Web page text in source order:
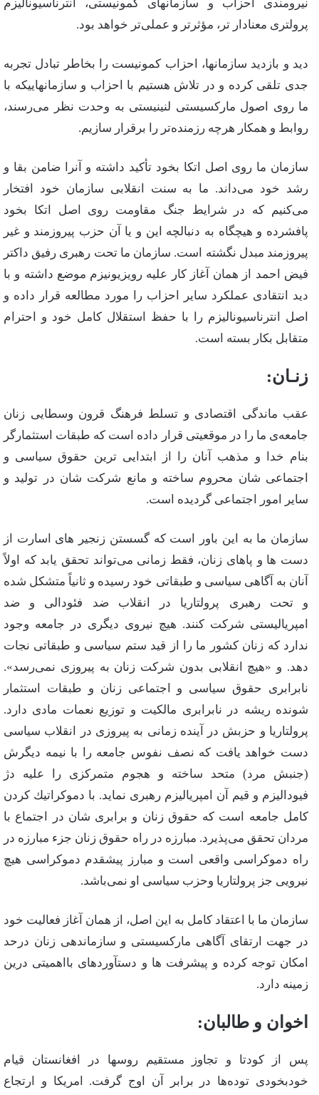
نیرومندی‌ احزاب‌ و سازمانهای‌ كمونیستی‌، انترناسیونالیزم‌
پرولتری‌ معنادار تر، مؤثرتر و عملی‌تر خواهد بود.
دید و بازدید سازمانها، احزاب‌ كمونیست‌ را بخاطر تبادل‌ تجربه‌
جدی‌ تلقی‌ كرده‌ و در تلاش‌ هستیم‌ با احزاب‌ و سازمانهاییكه‌ با
ما روی‌ اصول‌ ماركسیستی‌ لنینیستی‌ به‌ وحدت‌ نظر می‌رسند،
روابط‌ و همكار هرچه‌ رزمنده‌تر را برقرار سازیم‌.
سازمان‌ ما روی‌ اصل‌ اتكا بخود تأكید داشته‌ و آنرا ضامن‌ بقا و
رشد خود می‌داند. ما به‌ سنت‌ انقلابی‌ سازمان‌ خود افتخار
می‌كنیم‌ كه‌ در شرایط‌ جنگ‌ مقاومت‌ روی‌ اصل‌ اتكا بخود
پافشرده‌ و هیچگاه‌ به‌ دنبالچه‌ این‌ و یا آن‌ حزب‌ پیروزمند و غیر
پیروزمند مبدل‌ نگشته‌ است‌. سازمان‌ ما تحت‌ رهبری‌ رفیق‌ داكتر
فیض‌ احمد از همان‌ آغاز كار علیه‌ رویزیونیزم‌ موضع‌ داشته‌ و با
دید انتقادی‌ عملكرد سایر احزاب‌ را مورد مطالعه‌ قرار داده‌ و
اصل‌ انترناسیونالیزم‌ را با حفظ‌ استقلال‌ كامل‌ خود و احترام‌
متقابل‌ بكار بسته‌ است‌.
زنـان‌:
عقب‌ ماندگی‌ اقتصادی‌ و تسلط‌ فرهنگ‌ قرون‌ وسطایی‌ زنان‌
جامعه‌ی‌ ما را در موقعیتی‌ قرار داده‌ است‌ كه‌ طبقات‌ استثمارگر
بنام‌ خدا و مذهب‌ آنان‌ را از ابتدایی‌ ترین‌ حقوق‌ سیاسی‌ و
اجتماعی‌ شان‌ محروم‌ ساخته‌ و مانع‌ شركت‌ شان‌ در تولید و
سایر امور اجتماعی‌ گردیده‌ است‌.
سازمان‌ ما به‌ این‌ باور است‌ كه‌ گسستن‌ زنجیر های‌ اسارت‌ از
دست‌ ها و پاهای‌ زنان‌، فقط‌ زمانی‌ می‌تواند تحقق‌ یابد كه‌ اولاً
آنان‌ به‌ آگاهی‌ سیاسی‌ و طبقاتی‌ خود رسیده‌ و ثانیاً متشكل‌ شده‌
و تحت‌ رهبری‌ پرولتاریا در انقلاب‌ ضد فئودالی‌ و ضد
امپریالیستی‌ شركت‌ كنند. هیچ‌ نیروی‌ دیگری‌ در جامعه‌ وجود
ندارد كه‌ زنان‌ كشور ما را از قید ستم‌ سیاسی‌ و طبقاتی‌ نجات‌
دهد. و «هیچ‌ انقلابی‌ بدون‌ شركت‌ زنان‌ به‌ پیروزی‌ نمی‌رسد».
نابرابری‌ حقوق‌ سیاسی‌ و اجتماعی‌ زنان‌ و طبقات‌ استثمار
شونده‌ ریشه‌ در نابرابری‌ مالكیت‌ و توزیع‌ نعمات‌ مادی‌ دارد.
پرولتاریا و حزبش‌ در آینده‌ زمانی‌ به‌ پیروزی‌ در انقلاب‌ سیاسی‌
دست‌ خواهد یافت‌ كه‌ نصف‌ نفوس‌ جامعه‌ را با نیمه‌ دیگرش‌
(جنبش‌ مرد) متحد ساخته‌ و هجوم‌ متمركزی‌ را علیه‌ دژ
فیودالیزم‌ و قیم‌ آن‌ امپریالیزم‌ رهبری‌ نماید. با دموكراتیك‌ كردن‌
كامل‌ جامعه‌ است‌ كه‌ حقوق‌ زنان‌ و برابری‌ شان‌ در اجتماع‌ با
مردان‌ تحقق‌ می‌پذیرد. مبارزه‌ در راه‌ حقوق‌ زنان‌ جزء مبارزه‌ در
راه‌ دموكراسی‌ واقعی‌ است‌ و مبارز پیشقدم‌ دموكراسی‌ هیچ‌
نیرویی‌ جز پرولتاریا وحزب‌ سیاسی‌ او نمی‌باشد.
سازمان‌ ما با اعتقاد كامل‌ به‌ این‌ اصل‌، از همان‌ آغاز فعالیت‌ خود
در جهت‌ ارتقای‌ آگاهی‌ ماركسیستی‌ و سازماندهی‌ زنان‌ درحد
امكان‌ توجه‌ كرده‌ و پیشرفت‌ ها و دستآوردهای‌ بااهمیتی‌ درین‌
زمینه‌ دارد.
اخوان‌ و طالبان‌:
پس‌ از كودتا و تجاوز مستقیم‌ روسها در افغانستان‌ قیام‌
خودبخودی‌ توده‌ها در برابر آن‌ اوج‌ گرفت‌. امریكا و ارتجاع‌